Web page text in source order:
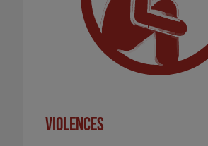
Violences